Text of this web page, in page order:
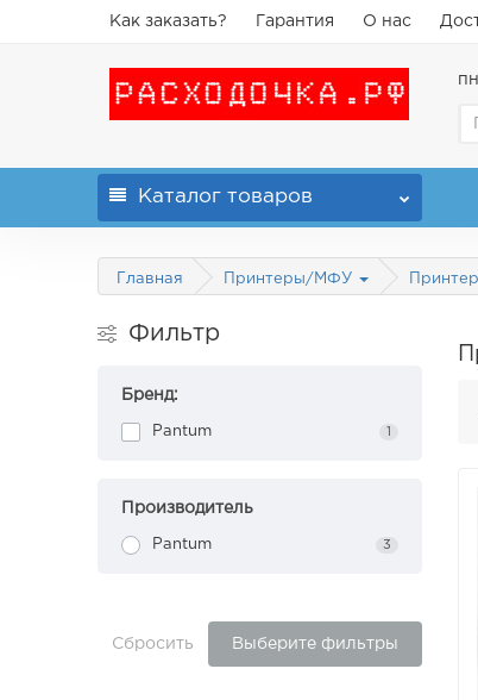
Как заказать? Гарантия О нас
Каталог товаров
Главная Принтеры/МФУ
Фильтр
Бренд:
Pantum 1
Производитель
Pantum 3
Сбросить Выберите фильтры